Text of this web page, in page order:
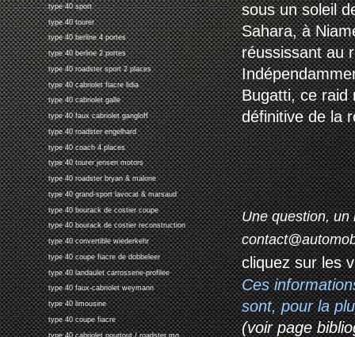
type 40 sport
type 40 tourer
type 40 berline 4 portes
type 40 berline 2 portes
type 40 roadster sport 2 places
type 40 cabriolet fiacre lidia
type 40 cabriolet galle
type 40 faux cabriolet gangloff
type 40 roadster engelhard
type 40 coach 4 places
type 40 tourer jensen motors
type 40 roadster bryan & malone
type 40 grand-sport lavocat & marsaud
type 40 bourack de costier coupe
type 40 bourack de costier reconstruction
type 40 convertible wiederkehr
type 40 coupe fiacre de dobbeleer
type 40 landaulet carrosserie-profilee
type 40 faux-cabriolet weymann
type 40 limousine
type 40 coupe fiacre
type 40 cabriolet pourtout / roadster mg
sous un soleil
Sahara, à
réussissant au
Bugatti, ce raid
définitive de la
Une question, un
cliquez sur les
Ces
sont, pour la
(voir page